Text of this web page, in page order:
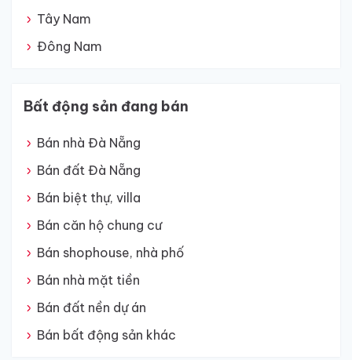
Tây Nam
Đông Nam
Bất động sản đang bán
Bán nhà Đà Nẵng
Bán đất Đà Nẵng
Bán biệt thự, villa
Bán căn hộ chung cư
Bán shophouse, nhà phố
Bán nhà mặt tiền
Bán đất nền dự án
Bán bất động sản khác